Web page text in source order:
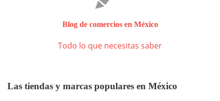
Blog de comercios en México
Todo lo que necesitas saber
Las tiendas y marcas populares en México